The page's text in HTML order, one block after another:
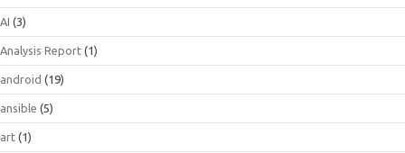
AI (3)
Analysis Report (1)
android (19)
ansible (5)
art (1)